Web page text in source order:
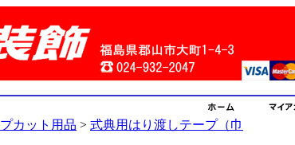
カット用品 > 式典用はり渡しテープ（巾